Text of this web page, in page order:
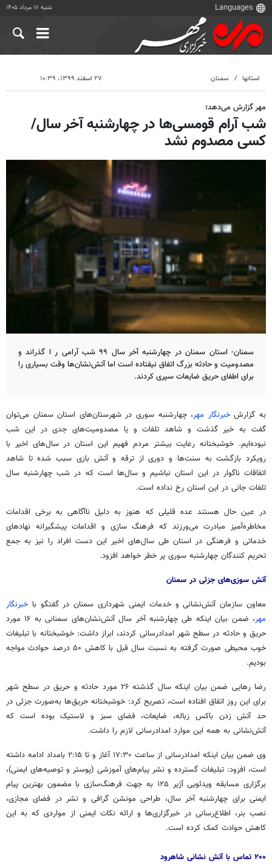
شنبه ۱۷ مرداد ۱۴۰۵
استانها سمنان ۲۷ اسفند ۱۳۹۹، ۱۰:۳۹
مهر گزارش می‌دهد؛
شب آرام قومسی‌ها در چهارشنبه آخر سال/
کسی مصدوم نشد
سمنان- استان سمنان در چهارشنبه آخر سال ۹۹ شب آرامی ر ا گذراند و
مصدومیت و حادثه بزرگ اتفاق نیفتاده است اما آتش‌نشان‌ها وقت بسیاری را
برای اطفای حریق ضایعات سپری کردند.
به گزارشخبرنگار مهر، چهارشنبه سوری در شهرستان‌های استان سمنان می‌توان
گفت به خیر گذشت و شاهد تلفات و یا مصدومیت‌های جدی در این شب
نبوده‌ایم. خوشبختانه رعایت بیشتر مردم فهیم این استان در سال‌های اخیر با
رویکرد بازگشت به سنت‌ها و دوری از ترقه و آتش بازی سبب شده تا شاهد
اتفاقات ناگوار در این استان نباشیم و سال‌ها است که در شب چهارشنبه سال
تلفات جانی در این استان رخ نداده است.
در عین حال هستند عده قلیلی که هنوز به دلیل ناآگاهی به برخی اقدامات
مخاطره‌آمیز مبادرت می‌ورزند که فرهنگ سازی و اقدامات پیشگیرانه نهادهای
خدماتی و فرهنگی در استان طی سال‌های اخیر این دست افراد را نیز به جمع
تحریم کنندگان چهارشنبه سوری پر خطر خواهد افزود.
آتش سوزی‌های جزئی در سمنان
معاون سازمان آتش‌نشانی و خدمات ایمنی شهرداری سمنان در گفتگو با خبرنگار
مهر
، ضمن بیان اینکه طی چهارشنبه آخر سال آتش‌نشان‌های سمنانی به ۱۶ مورد
حریق و حادثه در سطح شهر امدادرسانی کردند، ابراز داشت: خوشبختانه با تبلیغات
خوب محیطی صورت گرفته به نسبت سال قبل با کاهش ۵۰ درصد حوادث مواجه
بودیم.
رضا رهایی ضمن بیان اینکه سال گذشته ۲۶ مورد حادثه و حریق در سطح شهر
برای این روز اتفاق افتاده است، تصریح کرد: خوشبختانه حریق‌ها به‌صورت جزئی در
حد آتش زدن باکس زباله، ضایعات، فضای سبز و لاستیک بوده است که
آتش‌نشانی به همه این موارد امدادرسانی لازم را داشت.
وی ضمن بیان اینکه امدادرسانی از ساعت ۱۷:۳۰ آغاز و تا ۲:۱۵ بامداد ادامه داشته
است، افزود: تبلیغات گسترده و نشر پیام‌های آموزشی (پوستر و توصیه‌های ایمنی)،
برگزاری مسابقه ویدئویی آژیر ۱۲۵ به جهت فرهنگ‌سازی با مضمون بهترین پیام
ایمنی برای چهارشنبه آخر سال، طراحی مونشن گرافی و نشر در فضای مجازی،
نصب بنر، اطلاع‌رسانی در خبرگزاری‌ها و ارائه نکات ایمنی از مواردی که به این
کاهش حوادث کمک کرده است.
۲۰۰ تماس با آتش نشانی شاهرود